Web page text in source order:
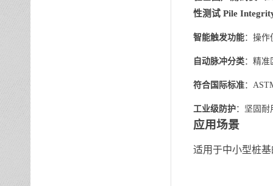
性测试 Pile
智能触发功能：操作
自动脉冲分类：精准
符合国际标准：
工业级防护：坚固耐
应用场景
适用于中小型桩